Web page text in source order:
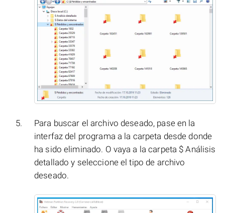
Para buscar el archivo deseado, pase en la
interfaz del programa a la carpeta desde donde
ha sido eliminado. O vaya a la carpeta $ Análisis
detallado y seleccione el tipo de archivo
deseado.